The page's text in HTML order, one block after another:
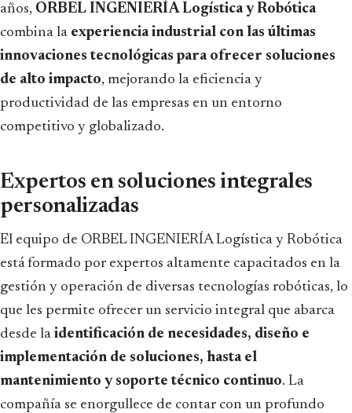
años, ORBEL INGENIERÍA Logística y Robótica
combina la experiencia industrial con las últimas
innovaciones tecnológicas para ofrecer soluciones
de alto impacto, mejorando la eficiencia y
productividad de las empresas en un entorno
competitivo y globalizado.
Expertos en soluciones integrales
personalizadas
El equipo de ORBEL INGENIERÍA Logística y Robótica
está formado por expertos altamente capacitados en la
gestión y operación de diversas tecnologías robóticas, lo
que les permite ofrecer un servicio integral que abarca
desde la identificación de necesidades, diseño e
implementación de soluciones, hasta el
mantenimiento y soporte técnico continuo. La
compañía se enorgullece de contar con un profundo